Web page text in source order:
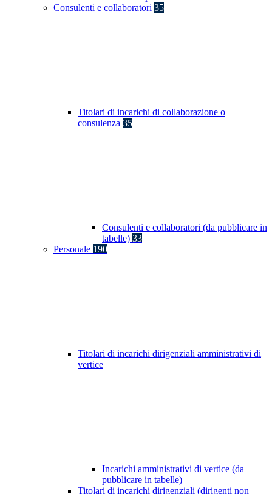
Consulenti e collaboratori 35
Titolari di incarichi di collaborazione o
consulenza 35
Consulenti e collaboratori (da pubblicare in
tabelle) 33
Personale 190
Titolari di incarichi dirigenziali amministrativi di
vertice
Incarichi amministrativi di vertice (da
pubblicare in tabelle)
Titolari di incarichi dirigenziali (dirigenti non